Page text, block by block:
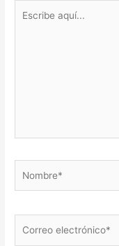
aquí...
electrónico*